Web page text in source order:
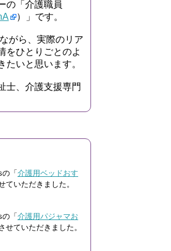
の「介護職員
）」です。
がら、実際のリア
をひとりごとのよ
たいと思います。
士、介護支援専門
「 介護用ベッドおす
ていただきました。
「 介護用パジャマお
せていただきました。